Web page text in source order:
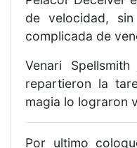
de velocidad,
complicada de
Venari
repartieron la
magia lo lograron
Por ultimo